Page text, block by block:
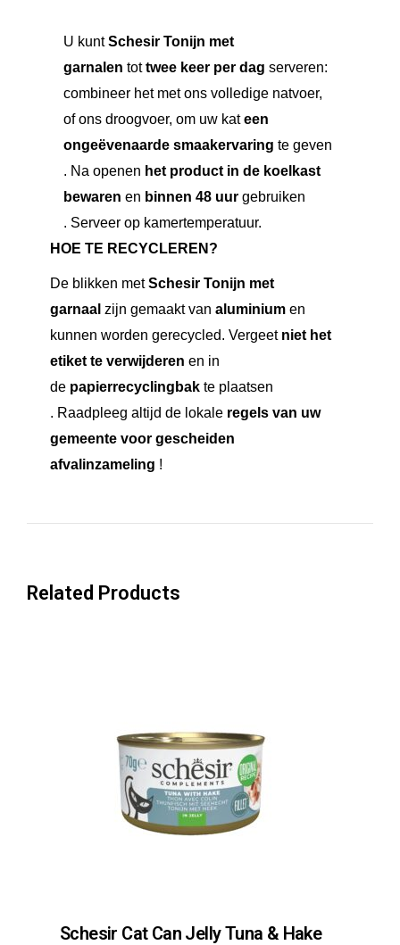
U kuntSchesir Tonijn met
garnalen tottwee keer per dag serveren:
combineer het met ons volledige natvoer,
of ons droogvoer, om uw kateen
ongeëvenaarde smaakervaring te geven
. Na openen het product in de koelkast
bewaren en binnen 48 uur gebruiken
. Serveer op kamertemperatuur.
HOE TE RECYCLEREN?
De blikken metSchesir Tonijn met
garnaal zijn gemaakt van aluminium en
kunnen worden gerecycled. Vergeet niet het
etiket te verwijderen en in
de papierrecyclingbak te plaatsen
. Raadpleeg altijd de lokale regels van uw
gemeente voor gescheiden
afvalinzameling !
Related Products
Schesir Cat Can Jelly Tuna & Hake